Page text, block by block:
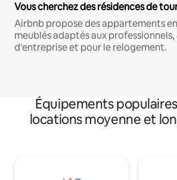
Vous cherchez des résidences de
Airbnb propose des appartements
meublés adaptés aux
d'entreprise et pour le relogement.
Équipements
locations moyenne et